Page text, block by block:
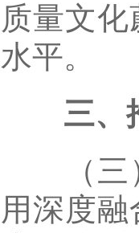
质量文
水平。
三、
（三）
用深度